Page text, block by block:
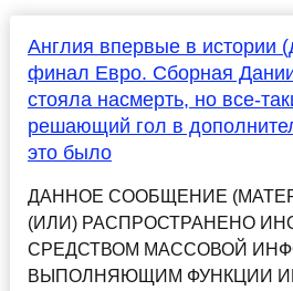
Англия впервые в истории
финал Евро. Сборная
стояла насмерть, но все-
решающий гол в
это было
ДАННОЕ СООБЩЕНИЕ
(ИЛИ) РАСПРОСТРАНЕНО
СРЕДСТВОМ МАССОВОЙ
ВЫПОЛНЯЮЩИМ ФУНКЦИИ